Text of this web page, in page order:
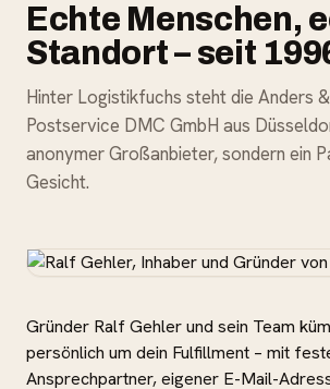
Echte Menschen,
Standort – seit
Hinter Logistikfuchs steht die Anders
Postservice DMC GmbH aus
anonymer Großanbieter, sondern ein
Gesicht.
Gründer Ralf Gehler und sein Team
persönlich um dein Fulfillment – mit
Ansprechpartner, eigener E-Mail-